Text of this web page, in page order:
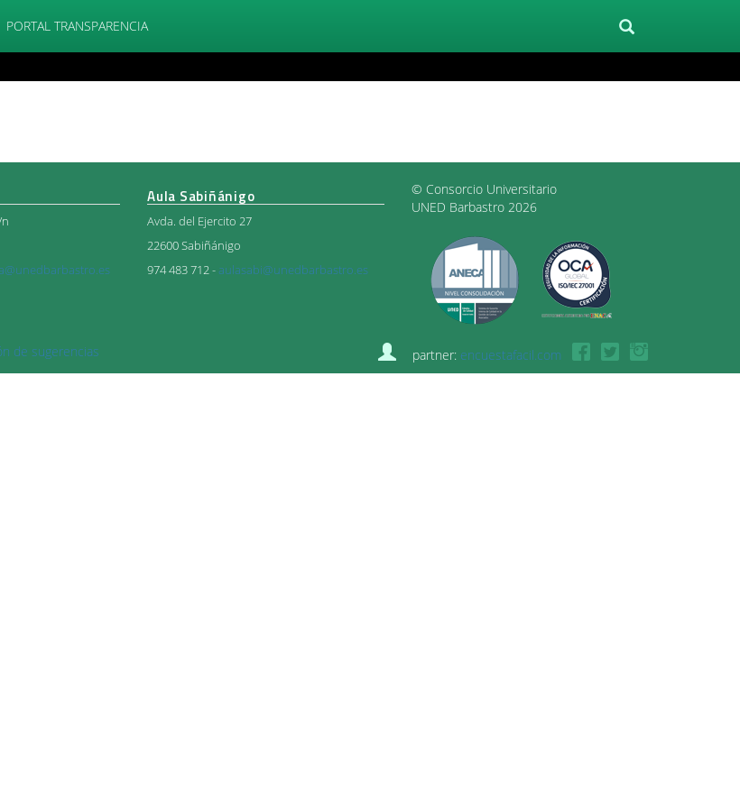
PORTAL TRANSPARENCIA
Aula Sabiñánigo
Avda. del Ejercito 27
22600 Sabiñánigo
974 483 712 -aulasabi@unedbarbastro.es
© Consorcio Universitario
UNED Barbastro 2026
de sugerencias partner: encuestafacil.com